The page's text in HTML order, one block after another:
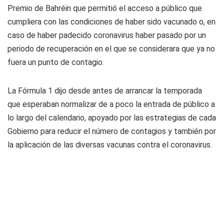
Premio de Bahréin que permitió el acceso a público que
cumpliera con las condiciones de haber sido vacunado o, en
caso de haber padecido coronavirus haber pasado por un
periodo de recuperación en el que se considerara que ya no
fuera un punto de contagio.
La Fórmula 1 dijo desde antes de arrancar la temporada
que esperaban normalizar de a poco la entrada de público a
lo largo del calendario, apoyado por las estrategias de cada
Gobierno para reducir el número de contagios y también por
la aplicación de las diversas vacunas contra el coronavirus.